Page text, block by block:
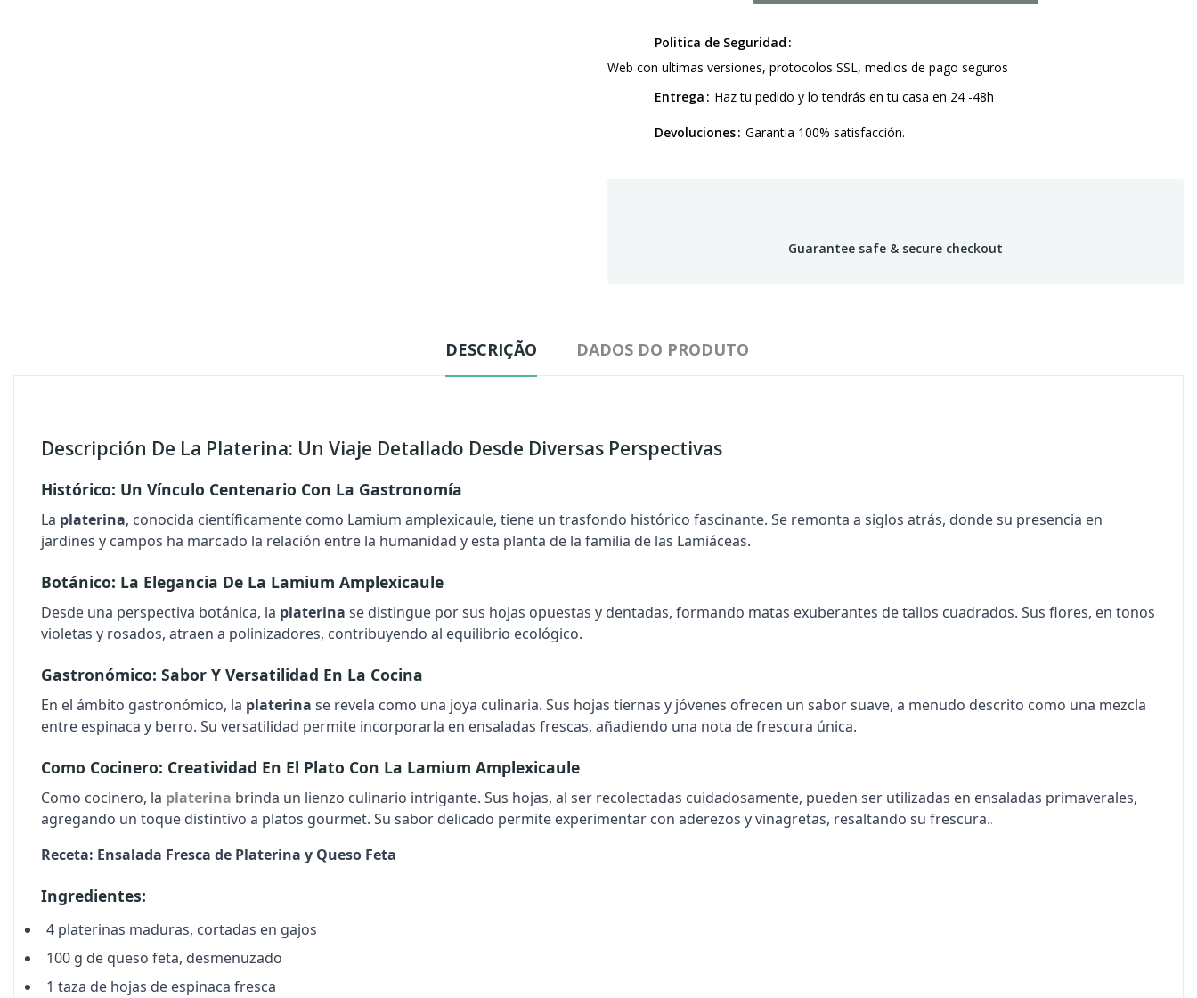
Politica de Seguridad
Web con ultimas versiones, protocolos SSL, medios de pago seguros
Entrega
Haz tu pedido y lo tendrás en tu casa en 24 -48h
Devoluciones Garantia 100% satisfacción.
Guarantee safe & secure checkout
DESCRIÇÃO DADOS DO PRODUTO
Descripción De La Platerina: Un Viaje Detallado Desde Diversas Perspectivas
Histórico: Un Vínculo Centenario Con La Gastronomía
La platerina, conocida científicamente como Lamium amplexicaule, tiene un trasfondo histórico fascinante. Se remonta a siglos atrás, donde su presencia en
jardines y campos ha marcado la relación entre la humanidad y esta planta de la familia de las Lamiáceas.
Botánico: La Elegancia De La Lamium Amplexicaule
Desde una perspectiva botánica, la platerina se distingue por sus hojas opuestas y dentadas, formando matas exuberantes de tallos cuadrados. Sus flores, en tonos
violetas y rosados, atraen a polinizadores, contribuyendo al equilibrio ecológico.
Gastronómico: Sabor Y Versatilidad En La Cocina
En el ámbito gastronómico, la platerina se revela como una joya culinaria. Sus hojas tiernas y jóvenes ofrecen un sabor suave, a menudo descrito como una mezcla
entre espinaca y berro. Su versatilidad permite incorporarla en ensaladas frescas, añadiendo una nota de frescura única.
Como Cocinero: Creatividad En El Plato Con La Lamium Amplexicaule
Como cocinero, la platerina brinda un lienzo culinario intrigante. Sus hojas, al ser recolectadas cuidadosamente, pueden ser utilizadas en ensaladas primaverales,
agregando un toque distintivo a platos gourmet. Su sabor delicado permite experimentar con aderezos y vinagretas, resaltando su frescura..
Receta: Ensalada Fresca de Platerina y Queso Feta
Ingredientes:
4 platerinas maduras, cortadas en gajos
100 g de queso feta, desmenuzado
1 taza de hojas de espinaca fresca